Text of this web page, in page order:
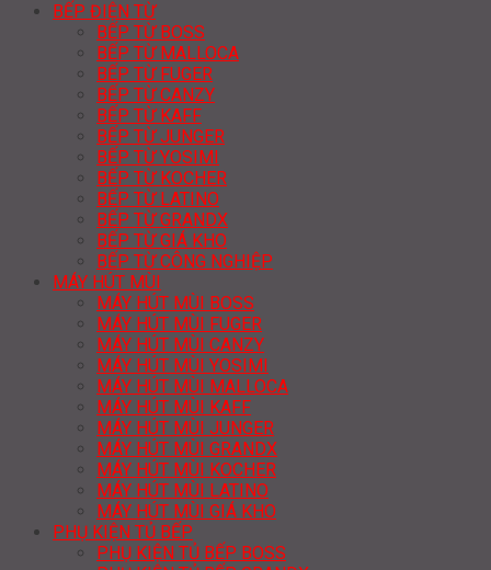
BẾP ĐIỆN TỪ
BẾP TỪ BOSS
BẾP TỪ MALLOCA
BẾP TỪ FUGER
BẾP TỪ CANZY
BẾP TỪ KAFF
BẾP TỪ JUNGER
BẾP TỪ YOSIMI
BẾP TỪ KOCHER
BẾP TỪ LATINO
BẾP TỪ GRANDX
BẾP TỪ GIÁ KHO
BẾP TỪ CÔNG NGHIỆP
MÁY HÚT MÙI
MÁY HÚT MÙI BOSS
MÁY HÚT MÙI FUGER
MÁY HÚT MÙI CANZY
MÁY HÚT MÙI YOSIMI
MÁY HÚT MÙI MALLOCA
MÁY HÚT MÙI KAFF
MÁY HÚT MÙI JUNGER
MÁY HÚT MÙI GRANDX
MÁY HÚT MÙI KOCHER
MÁY HÚT MÙI LATINO
MÁY HÚT MÙI GIÁ KHO
PHỤ KIỆN TỦ BẾP
PHỤ KIỆN TỦ BẾP BOSS